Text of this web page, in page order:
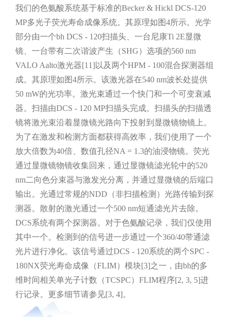
我们的色氨酸系统基于标准的Becker & Hickl DCS-120
MP多光子荧光寿命成像系统。其原理如图4所示。光学
部分由一个bh DCS - 120扫描头、一台尼康Ti 2E显微
镜、一台带有二次谐波产生（SHG）选项的560 nm
VALO Aalto激光器[11]以及两个HPM - 100混合探测器组
成。其原理如图4所示。该激光器在540 nm波长处提供
50 mW的光功率。激光束通过一个快门和一个可变衰减
器。扫描由DCS - 120 MP扫描头完成。扫描头的扫描透
镜将激光束沿着显微镜光路向下投射到显微镜物镜上。
为了在激发和检测方面都获得高效率，我们使用了一个
放大倍数为40倍、数值孔径NA = 1.3的油浸物镜。荧光
通过显微镜物镜收集回来，通过显微镜滤光轮中的520
nm二向色分束器与激发光分离，并通过显微镜的后端口
输出。光通过常规的NDD（非扫描检测）光路传输到探
测器。散射的激光通过一个500 nm短通滤光片去除。
DCS系统有两个探测器。对于色氨酸记录，我们仅使用
其中一个。检测到的信号进一步通过一个360/40带通滤
光片进行净化。该信号通过DCS - 120系统的两个SPC -
180NX荧光寿命成像（FLIM）模块[3]之一，由bh的多
维时间相关单光子计数（TCSPC）FLIM程序[2, 3, 5]进
行记录。更多细节请参见[3, 4]。